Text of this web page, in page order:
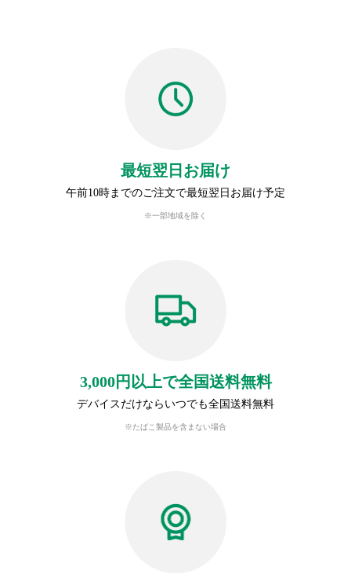
最短翌日お届け
午前10時までのご注文で最短翌日お届け予定
※一部地域を除く
3,000円以上で全国送料無料
デバイスだけならいつでも全国送料無料
※たばこ製品を含まない場合